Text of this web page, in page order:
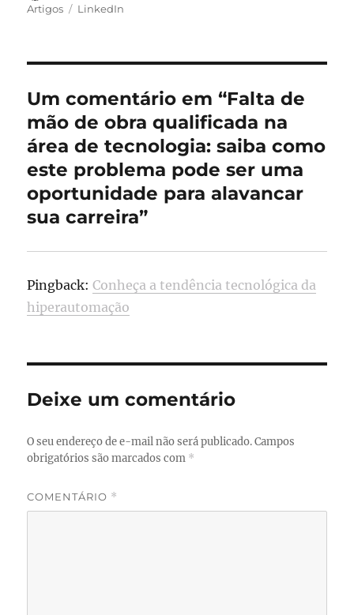
Artigos
Tags
LinkedIn
Um comentário em “Falta de
mão de obra qualificada na
área de tecnologia: saiba como
este problema pode ser uma
oportunidade para alavancar
sua carreira”
Pingback:Conheça a tendência tecnológica da
hiperautomação
Deixe um comentário
O seu endereço de e-mail não será publicado. Campos
obrigatórios são marcados com *
COMENTÁRIO *